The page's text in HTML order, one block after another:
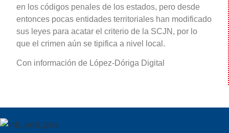
en los códigos penales de los estados, pero desde
entonces pocas entidades territoriales han modificado
sus leyes para acatar el criterio de la SCJN, por lo
que el crimen aún se tipifica a nivel local.
Con información de López-Dóriga Digital